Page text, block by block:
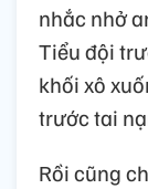
nhắc nhở
Tiểu đội
khối xô
trước tai
Rồi cũng